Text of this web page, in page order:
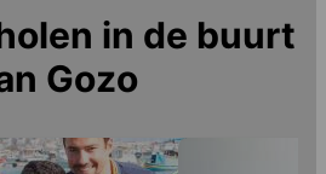
in de buurt
Gozo